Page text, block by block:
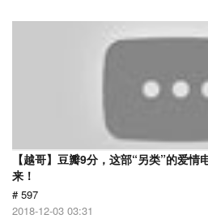
【越哥】豆瓣9分，这部“另类”的爱
来！
# 597
2018-12-03 03:31